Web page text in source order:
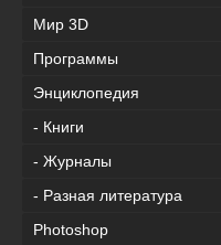
Мир 3D
Программы
Энциклопедия
- Книги
- Журналы
- Разная литература
Photoshop